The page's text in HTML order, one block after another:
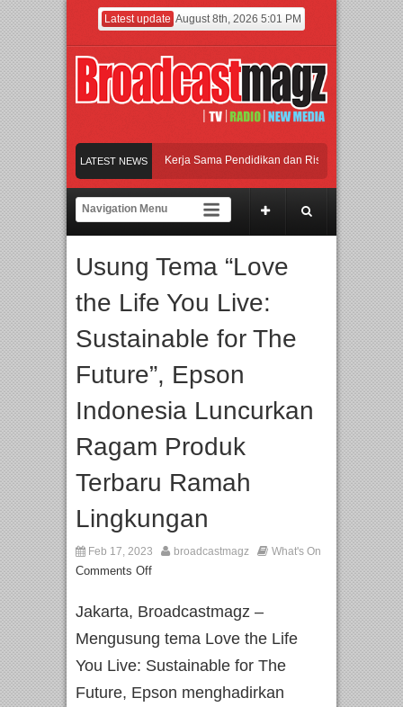
Latest update August 8th, 2026 5:01 PM
LATEST NEWS
Agung Podomoro Jalin Kerja Sama Pendidikan dan Riset untuk Cetak Talenta
Ribuan Mainan dan Produk Bayi dari Seluruh Dunia, IBTE 2026 Siap Digelar!
Usung Tema “Love
the Life You Live:
Sustainable for The
Future”, Epson
Indonesia Luncurkan
Ragam Produk
Terbaru Ramah
Lingkungan
Feb 17, 2023 broadcastmagz What's On
Comments Off
Jakarta, Broadcastmagz –
Mengusung tema Love the Life
You Live: Sustainable for The
Future, Epson menghadirkan